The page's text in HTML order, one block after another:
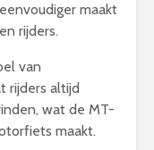
maakt
rijders.
van
rijders altijd
wat de MT-
maakt.